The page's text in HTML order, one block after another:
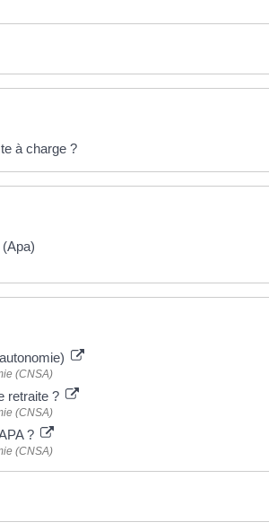
à charge ?
(CNSA)
retraite ?
(CNSA)
?
(CNSA)